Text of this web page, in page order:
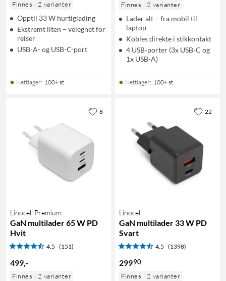
Finnes i 2 varianter
Opptil 33 W hurtiglading
Ekstremt liten – velegnet for
reiser
USB-A- og USB-C-port
Nettlager: 100+ st
Finnes i 2 varianter
Lader alt – fra mobil til
laptop
Kobles direkte i stikkontakt
4 USB-porter (3x USB-C og
1x USB-A)
Nettlager: 100+ st
Linocell Premium
GaN multilader 65 W PD
Hvit
4.5 (151)
499,-
Finnes i 2 varianter
8
Linocell
GaN multilader 33 W PD
Svart
4.5 (1398)
29990
Finnes i 2 varianter
22